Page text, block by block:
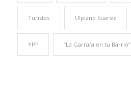
Turistas Ulpiano Suarez
YPF “La Garrafa en tu Barrio”